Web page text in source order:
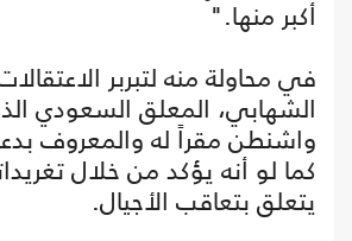
أكبر منها."
في محاولة منه لتبربر
الشهابي، المعلق السعودي
واشنطن مقراً له والمعروف
كما لو أنه يؤكد من خلال
يتعلق بتعاقب الأجيال.